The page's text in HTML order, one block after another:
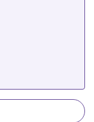
Choisir